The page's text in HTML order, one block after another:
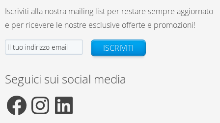
Iscriviti alla nostra mailing list per restare sempre aggiornato
e per ricevere le nostre esclusive offerte e promozioni!
ISCRIVITI
Seguici sui social media